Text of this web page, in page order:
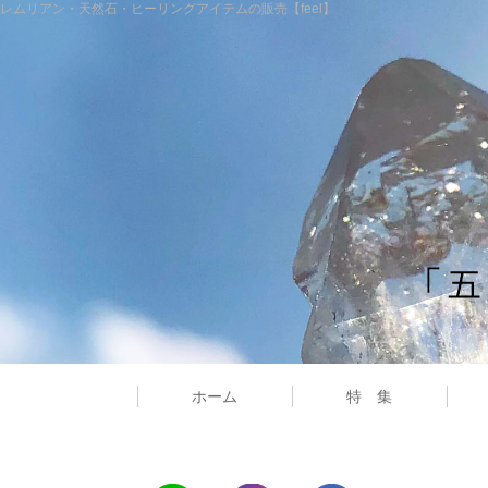
レムリアン・天然石・ヒーリングアイテムの販売【feel】
ホーム 特 集